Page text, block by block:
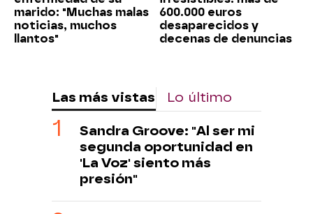
marido: "Muchas malas
noticias, muchos
llantos"
600.000 euros
desaparecidos y
decenas de denuncias
Las más vistas Lo último
Sandra Groove: "Al ser mi
segunda oportunidad en
'La Voz' siento más
presión"